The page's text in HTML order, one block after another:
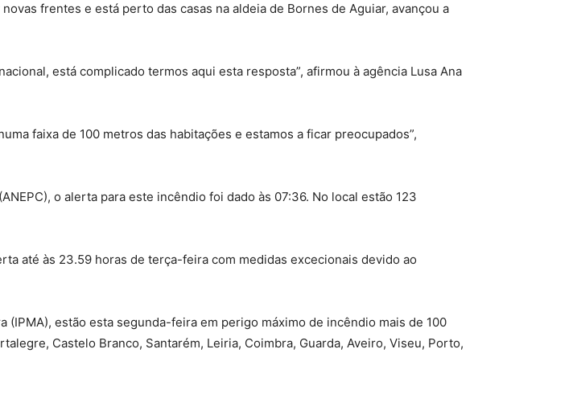
frentes e está perto das casas na aldeia de Bornes de Aguiar, avançou a
está complicado termos aqui esta resposta”, afirmou à agência Lusa Ana
faixa de 100 metros das habitações e estamos a ficar preocupados”,
o alerta para este incêndio foi dado às 07:36. No local estão 123
até às 23.59 horas de terça-feira com medidas excecionais devido ao
estão esta segunda-feira em perigo máximo de incêndio mais de 100
Castelo Branco, Santarém, Leiria, Coimbra, Guarda, Aveiro, Viseu, Porto,